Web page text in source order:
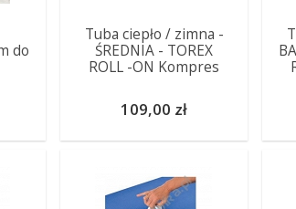
do
Tuba ciepło / zimna -
ŚREDNIA - TOREX
ROLL -ON Kompres
109,00 zł